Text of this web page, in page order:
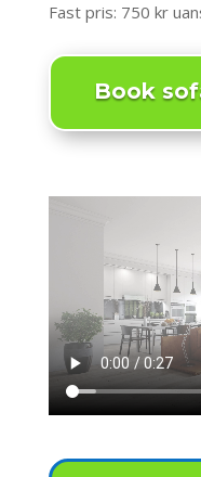
Fast pris: 750 kr
Book